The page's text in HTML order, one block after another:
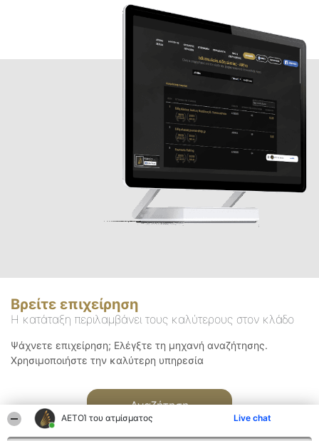
ΑΕΤΟΊ του ατμίσματος Live chat
Βρείτε επιχείρηση
Η κατάταξη περιλαμβάνει τους καλύτερους στον κλάδο
Ψάχνετε επιχείρηση; Ελέγξτε τη μηχανή αναζήτησης.
Χρησιμοποιήστε την καλύτερη υπηρεσία
Αναζήτηση